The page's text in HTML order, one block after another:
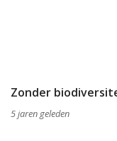
Zonder
5 jaren geleden